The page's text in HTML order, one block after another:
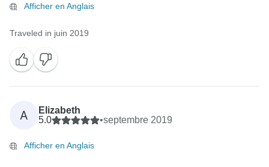
Afficher en Anglais
Traveled in juin 2019
A
Elizabeth
5.0
•septembre 2019
Afficher en Anglais